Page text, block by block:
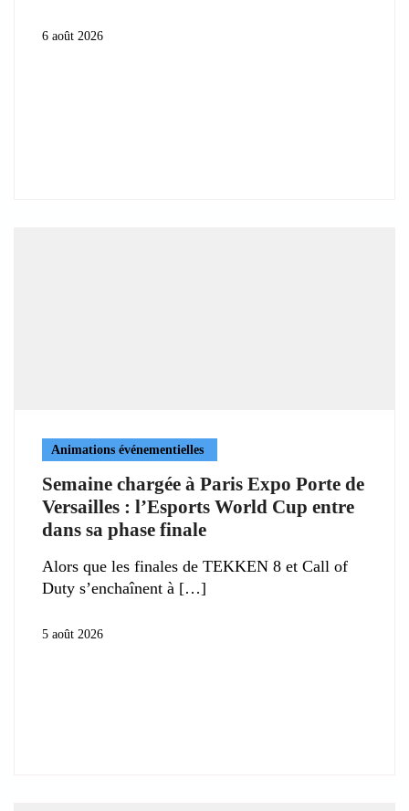
6 août 2026
Animations événementielles
Semaine chargée à Paris Expo Porte de
Versailles : l’Esports World Cup entre
dans sa phase finale
Alors que les finales de TEKKEN 8 et Call of
Duty s’enchaînent à
5 août 2026